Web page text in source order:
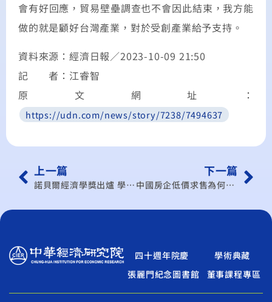
會有好回應，貿易壁壘調查也不會因此結束，我方能
做的就是顧好台灣產業，對於受創產業給予支持。
資料來源：經濟日報／2023-10-09 21:50
記 者：江睿智
原文網址：
https://udn.com/news/story/7238/7494637
上一篇
諾貝爾經濟學獎出爐 學者：女性勞動議題重要且迷人
下一篇
中國房企低價求售為何不見效 專家解析
四十週年院慶
學術典藏
張麗門紀念圖書館
董事課程專區